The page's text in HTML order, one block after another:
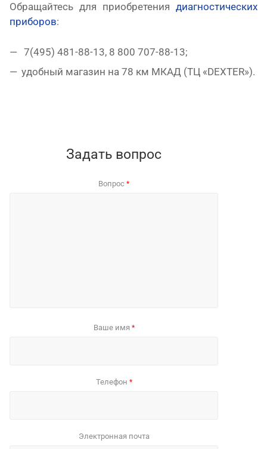
Обращайтесь для приобретения диагностических
приборов:
7(495) 481-88-13, 8 800 707-88-13;
удобный магазин на 78 км МКАД (ТЦ «DEXTER»).
Задать вопрос
Вопрос *
Ваше имя *
Телефон *
Электронная почта